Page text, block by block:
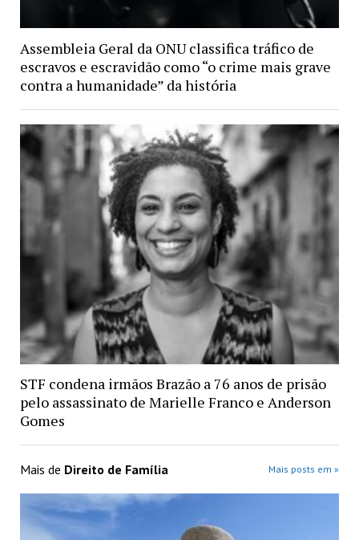
Assembleia Geral da ONU classifica tráfico de
escravos e escravidão como “o crime mais grave
contra a humanidade” da história
STF condena irmãos Brazão a 76 anos de prisão
pelo assassinato de Marielle Franco e Anderson
Gomes
Mais de Direito de Família Mais posts em »